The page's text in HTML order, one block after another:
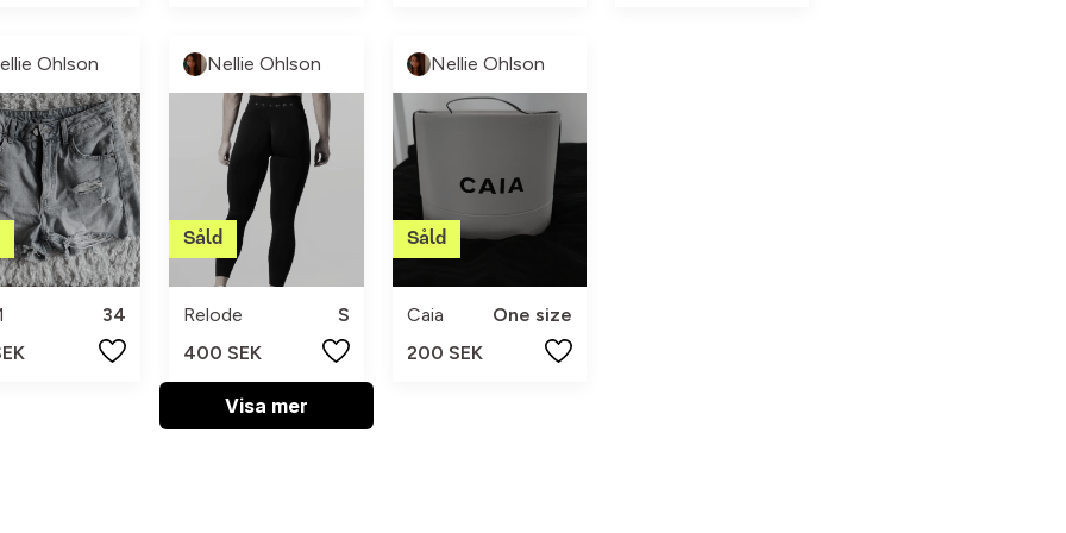
Ohlson
34
Nellie Ohlson
Relode
S
400 SEK
Nellie Ohlson
Caia
One size
200 SEK
Visa mer